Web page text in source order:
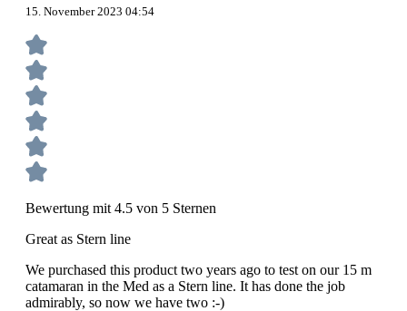
15. November 2023 04:54
Bewertung mit 4.5 von 5 Sternen
Great as Stern line
We purchased this product two years ago to test on our 15 m
catamaran in the Med as a Stern line. It has done the job
admirably, so now we have two :-)